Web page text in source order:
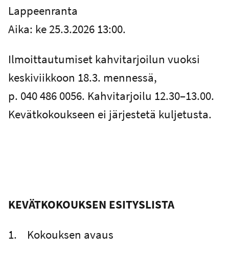
Lappeenranta
Aika: ke 25.3.2026 13:00.
Ilmoittautumiset kahvitarjoilun vuoksi
keskiviikkoon 18.3. mennessä,
p. 040 486 0056. Kahvitarjoilu 12.30–13.00.
Kevätkokoukseen ei järjestetä kuljetusta.
KEVÄTKOKOUKSEN ESITYSLISTA
1. Kokouksen avaus